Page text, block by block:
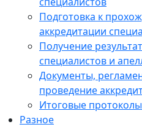
Подготовка к
аккредитации
Получение
специалистов и
Документы,
проведение
Итоговые
Разное